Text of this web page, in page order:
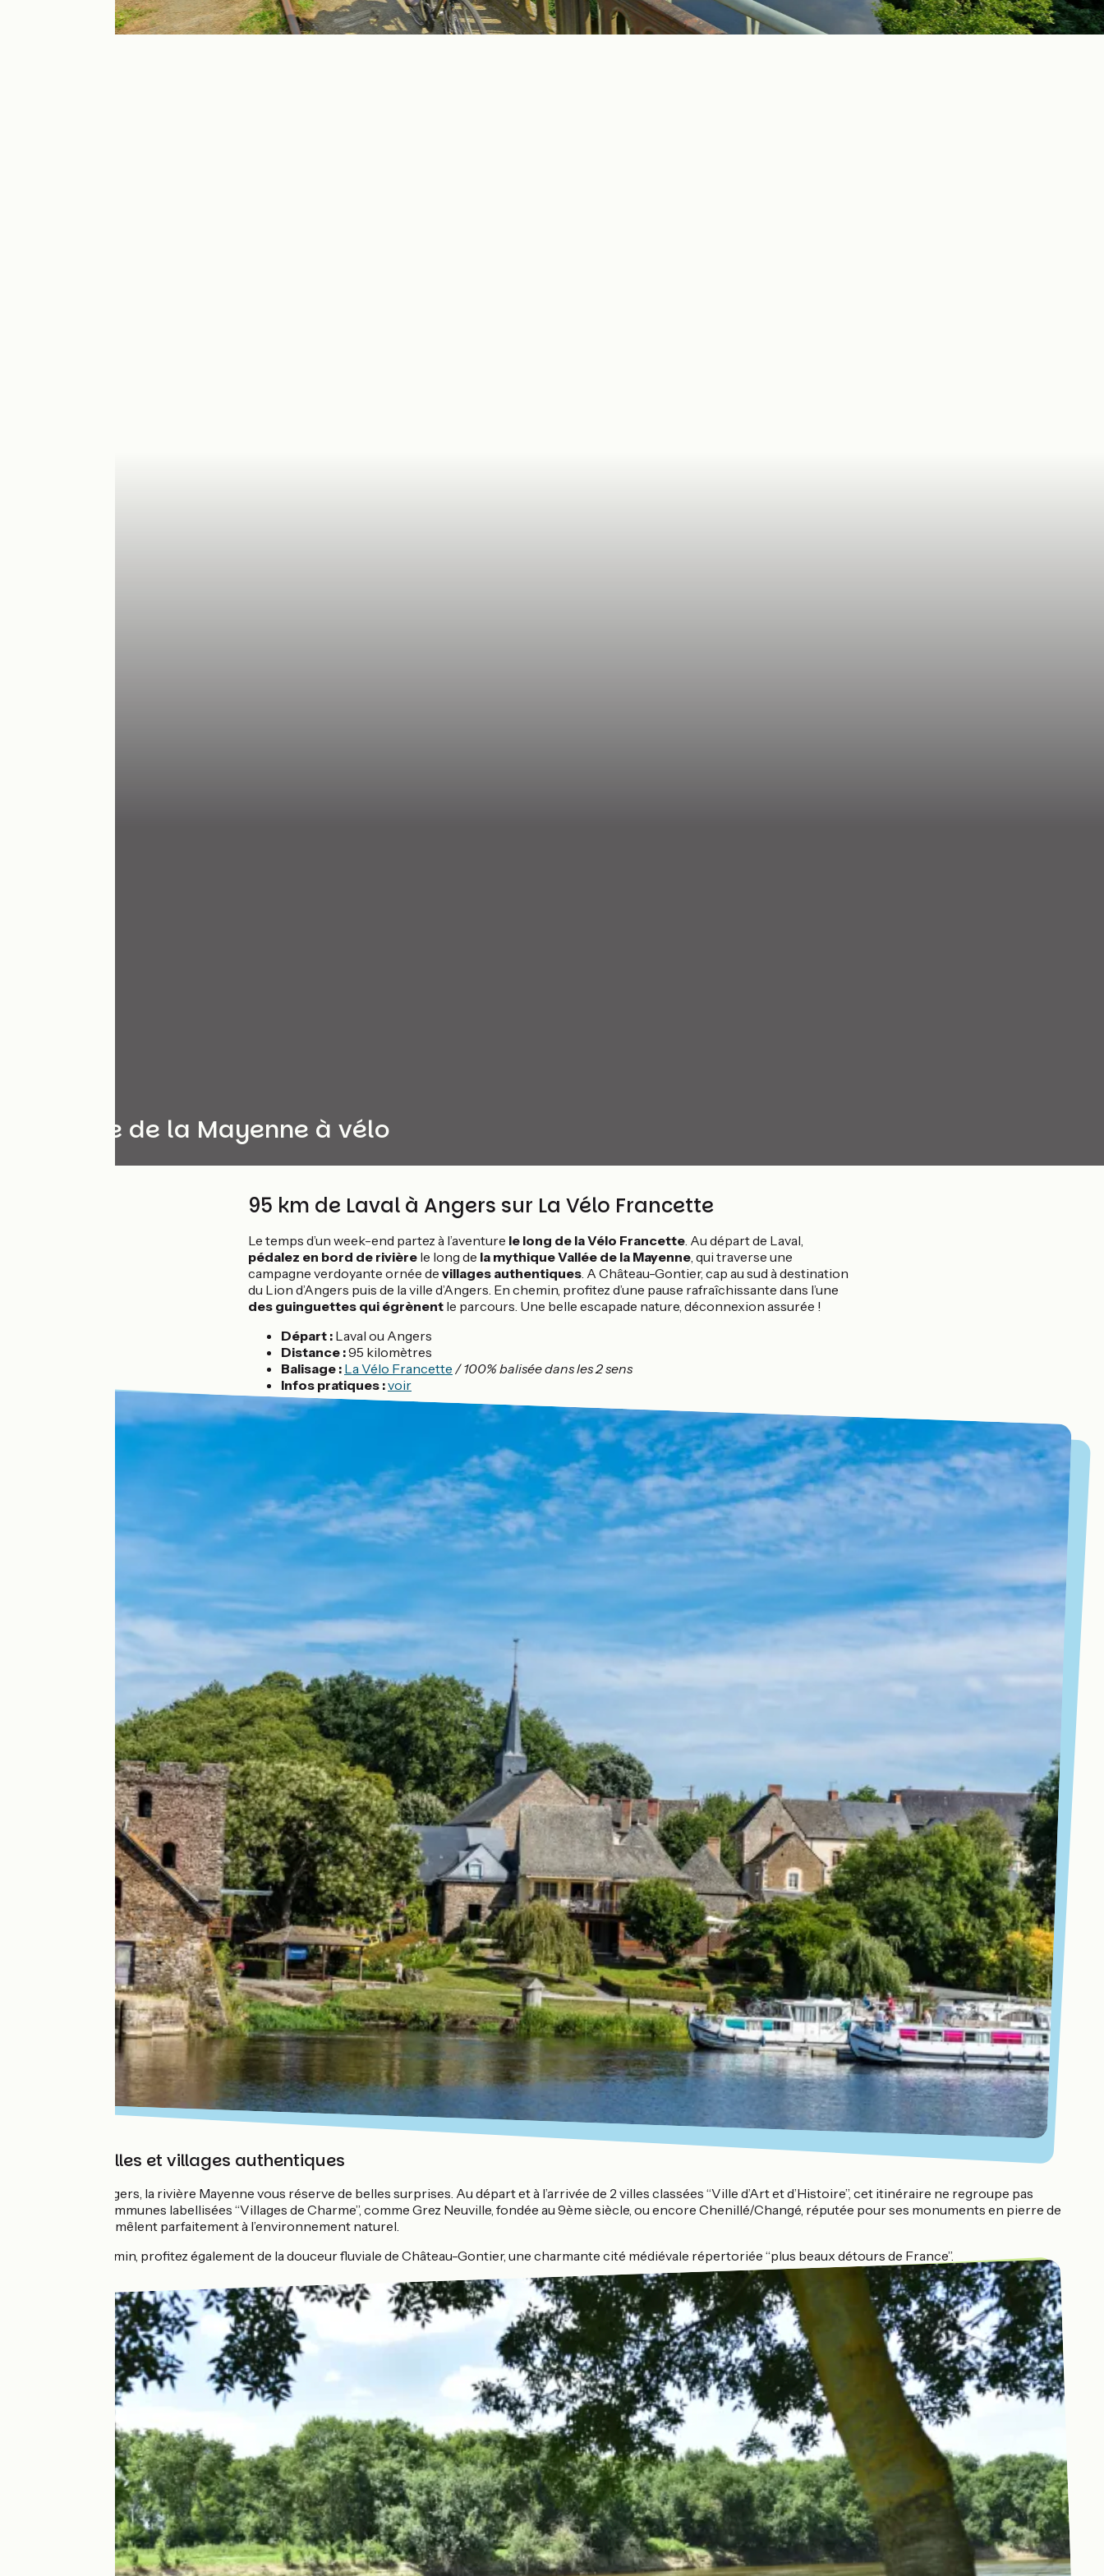
La Vallée de la Mayenne à vélo
95 km de Laval à Angers sur La Vélo Francette
Le temps d’un week-end partez à l’aventure le long de la Vélo Francette . Au départ de Laval,
pédalez en bord de rivière le long de la mythique Vallée de la Mayenne , qui traverse une
campagne verdoyante ornée de villages authentiques . A Château-Gontier, cap au sud à destination
du Lion d’Angers puis de la ville d’Angers. En chemin, profitez d’une pause rafraîchissante dans l’une
des guinguettes qui égrènent le parcours. Une belle escapade nature, déconnexion assurée !
Départ : Laval ou Angers
Distance :95 kilomètres
Balisage : La Vélo Francette / 100% balisée dans les 2 sens
Infos pratiques :voir
Au fil de villes et villages authentiques
De Laval à Angers, la rivière Mayenne vous réserve de belles surprises. Au départ et à l’arrivée de 2 villes classées “Ville d’Art et d’Histoire”, cet itinéraire ne regroupe pas
moins de 3 communes labellisées “Villages de Charme”, comme Grez Neuville, fondée au 9ème siècle, ou encore Chenillé/Changé, réputée pour ses monuments en pierre de
schiste qui se mêlent parfaitement à l’environnement naturel.
Sur votre chemin, profitez également de la douceur fluviale de Château-Gontier, une charmante cité médiévale répertoriée “plus beaux détours de France”.